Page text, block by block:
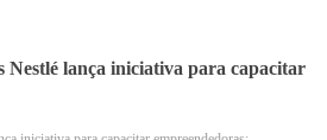
Nestlé lança iniciativa para capacitar